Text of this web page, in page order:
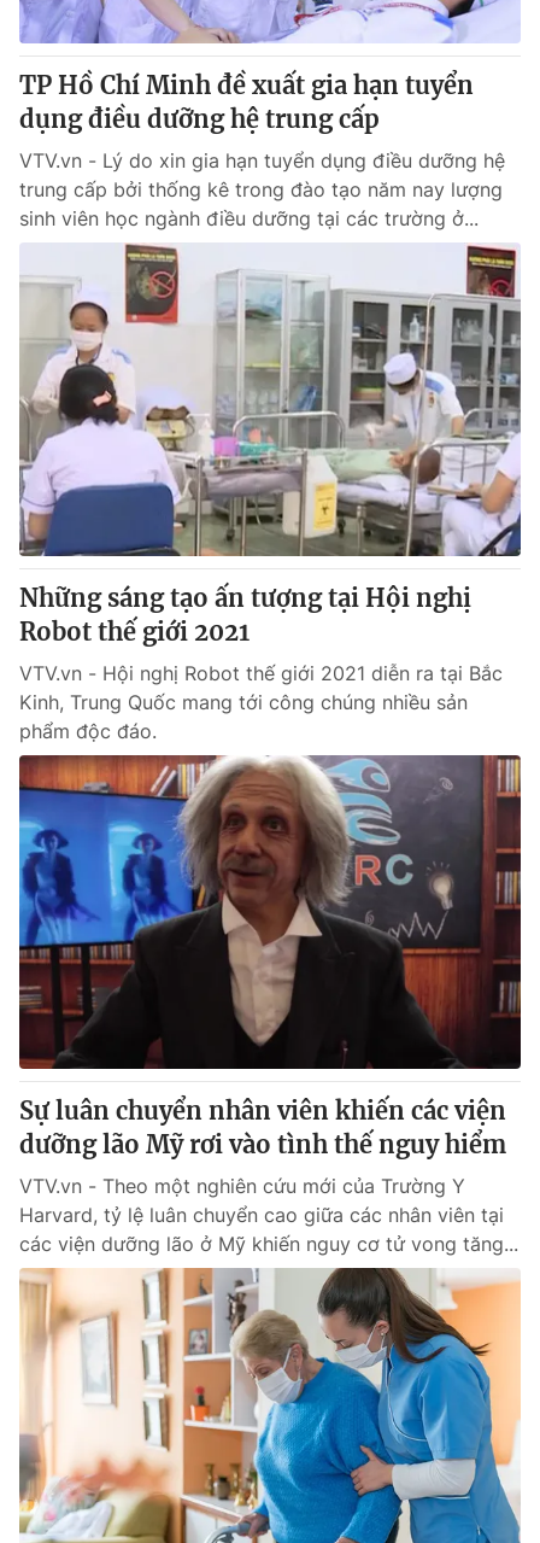
TP Hồ Chí Minh đề xuất gia hạn tuyển
dụng điều dưỡng hệ trung cấp
VTV.vn - Lý do xin gia hạn tuyển dụng điều dưỡng hệ
trung cấp bởi thống kê trong đào tạo năm nay lượng
sinh viên học ngành điều dưỡng tại các trường ở...
Những sáng tạo ấn tượng tại Hội nghị
Robot thế giới 2021
VTV.vn - Hội nghị Robot thế giới 2021 diễn ra tại Bắc
Kinh, Trung Quốc mang tới công chúng nhiều sản
phẩm độc đáo.
Sự luân chuyển nhân viên khiến các viện
dưỡng lão Mỹ rơi vào tình thế nguy hiểm
VTV.vn - Theo một nghiên cứu mới của Trường Y
Harvard, tỷ lệ luân chuyển cao giữa các nhân viên tại
các viện dưỡng lão ở Mỹ khiến nguy cơ tử vong tăng...